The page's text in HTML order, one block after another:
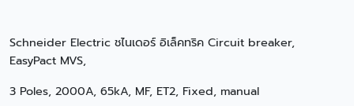
Schneider Electric ชไนเดอร์ อิเล็คทริค Circuit breaker,
EasyPact MVS,
3 Poles, 2000A, 65kA, MF, ET2, Fixed, manual